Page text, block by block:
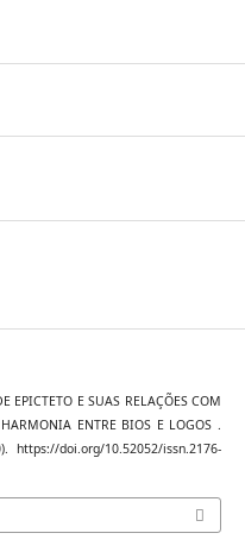
EPICTETO E SUAS RELAÇÕES COM
ENTRE BIOS E LOGOS .
https://doi.org/10.52052/issn.2176-